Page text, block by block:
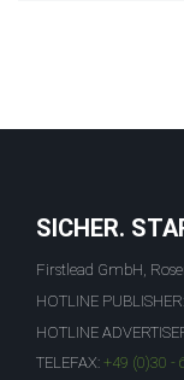
SICHER.
Firstlead GmbH,
HOTLINE PUBLISHER:
HOTLINE
TELEFAX: +49 (0)30 -